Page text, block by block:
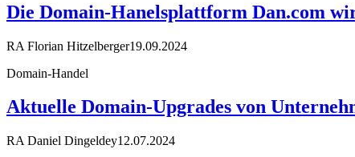
Die Domain-Hanelsplattform Dan.com
RA Florian Hitzelberger19.09.2024
Domain-Handel
Aktuelle Domain-Upgrades von
RA Daniel Dingeldey12.07.2024